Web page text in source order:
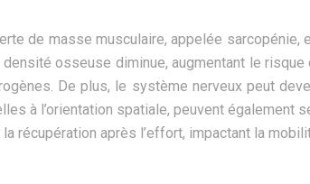
de masse musculaire, appelée sarcopénie,
osseuse diminue, augmentant le
De plus, le système nerveux peut
à l’orientation spatiale, peuvent également
récupération après l’effort, impactant la